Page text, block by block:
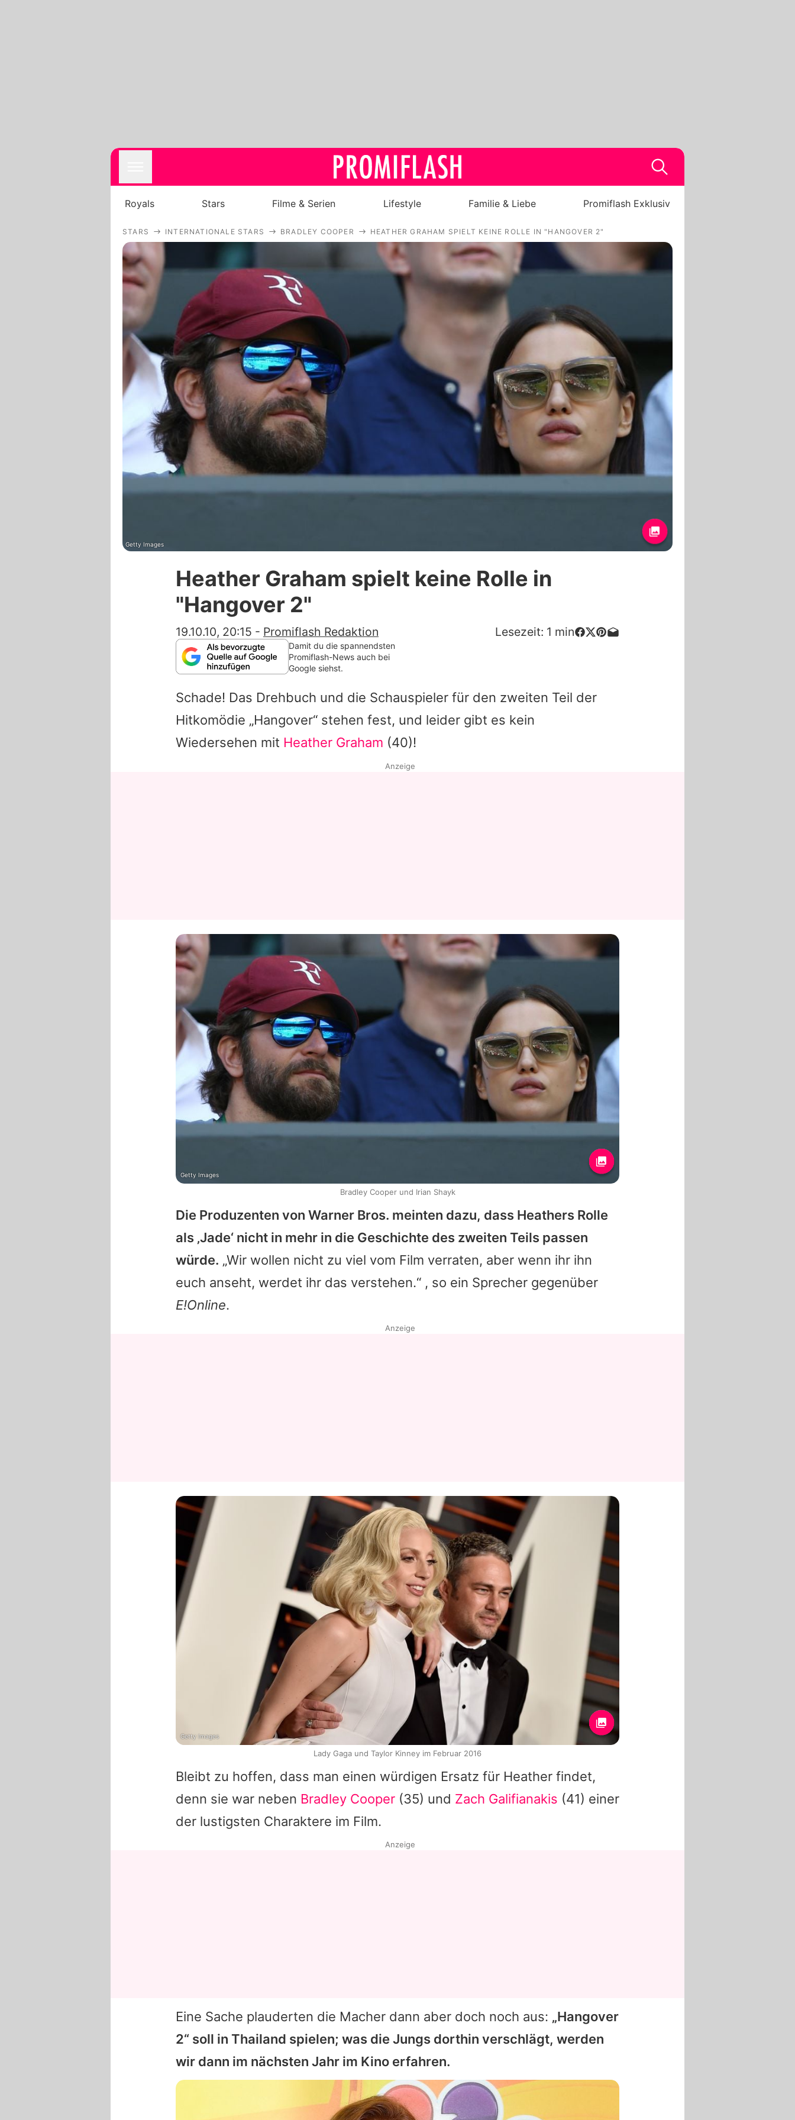
Royals
Stars
Filme & Serien
Familie & Liebe
Promiflash Exklusiv
Alle Themen auf Promiflash
Jobs
Team
Datenschutzerklärung
Nutzungsbedingungen
Royals Stars Filme & Serien Lifestyle Familie & Liebe Promiflash Exklusiv
STARS INTERNATIONALE STARS BRADLEY COOPER HEATHER GRAHAM SPIELT KEINE ROLLE IN "HANGOVER 2"
Getty Images
Heather Graham spielt keine Rolle in
"Hangover 2"
19.10.10, 20:15 - Promiflash Redaktion Lesezeit: 1 min
Damit du die spannendsten
Promiflash-News auch bei
Google siehst.
Schade! Das Drehbuch und die Schauspieler für den zweiten Teil der
Hitkomödie „Hangover“ stehen fest, und leider gibt es kein
Wiedersehen mit Heather Graham (40)!
Die Produzenten von Warner Bros. meinten dazu, dass Heathers Rolle
als ‚Jade‘ nicht in mehr in die Geschichte des zweiten Teils passen
würde. „Wir wollen nicht zu viel vom Film verraten, aber wenn ihr ihn
euch anseht, werdet ihr das verstehen.“ , so ein Sprecher gegenüber
E!Online.
Bleibt zu hoffen, dass man einen würdigen Ersatz für Heather findet,
denn sie war neben Bradley Cooper (35) und Zach Galifianakis (41) einer
der lustigsten Charaktere im Film.
Eine Sache plauderten die Macher dann aber doch noch aus: „Hangover
2“ soll in Thailand spielen; was die Jungs dorthin verschlägt, werden
wir dann im nächsten Jahr im Kino erfahren.
Anzeige
Getty Images
Bradley Cooper und Irian Shayk
Anzeige
Getty Images
Lady Gaga und Taylor Kinney im Februar 2016
Anzeige